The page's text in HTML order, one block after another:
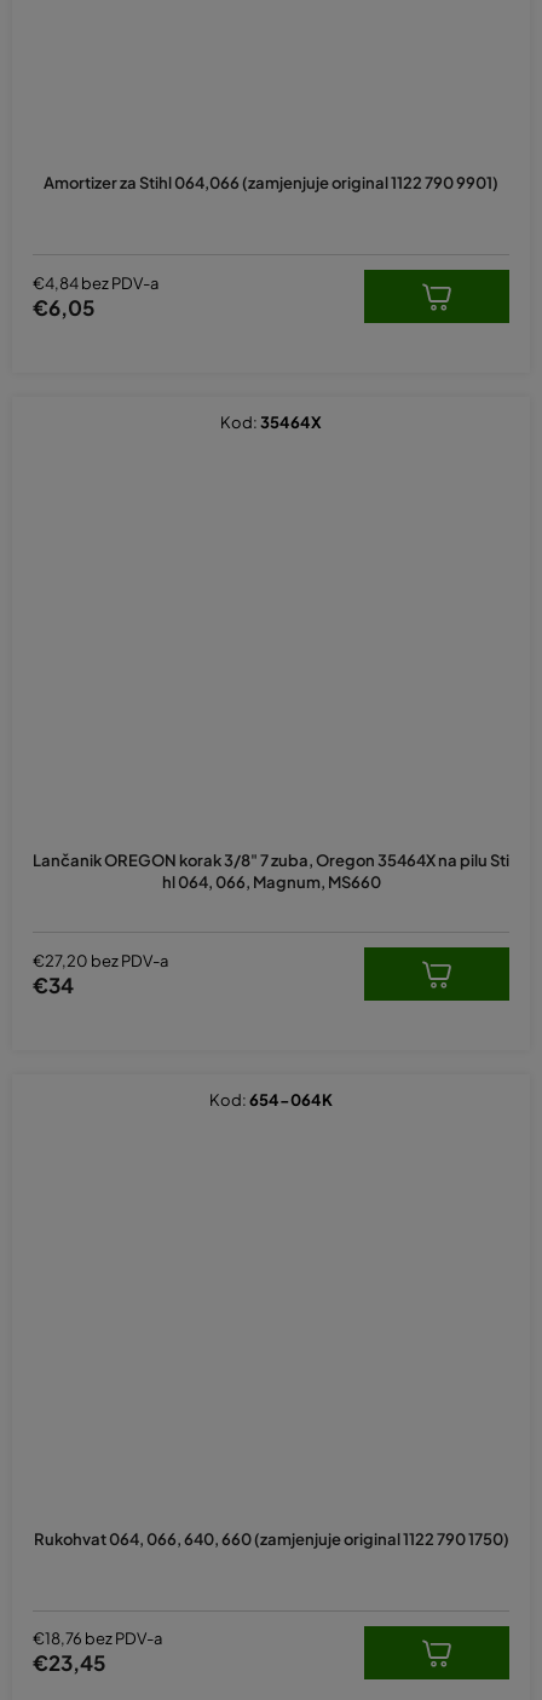
Amortizer za Stihl 064,066 (zamjenjuje original 1122 790 9901)
€4,84 bez PDV-a
€6,05
Lančanik OREGON korak 3/8" 7 zuba, Oregon 35464X na pilu Sti
hl 064, 066, Magnum, MS660
€27,20 bez PDV-a
€34
Kod:35464X
Rukohvat 064, 066, 640, 660 (zamjenjuje original 1122 790 1750)
€18,76 bez PDV-a
€23,45
Kod:654-064K